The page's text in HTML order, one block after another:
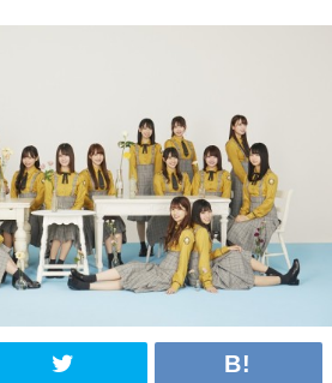
【日向坂46】富田鈴花1st写真集の先行カット、
【日向坂46】五期生着ぐるみ生写真も！ 富田鈴
開される
これから彼氏と行為する直前の賀喜遥香、やば
「乃木坂46ののぎおび⊿」北野日奈子が生配
】
乃木坂46】井上和の『なぎおはぎ』って こん
ー星人 と同じと考えてよろしいですか？
【乃木坂46】日村勇紀 gif職人が切り抜いた名シ